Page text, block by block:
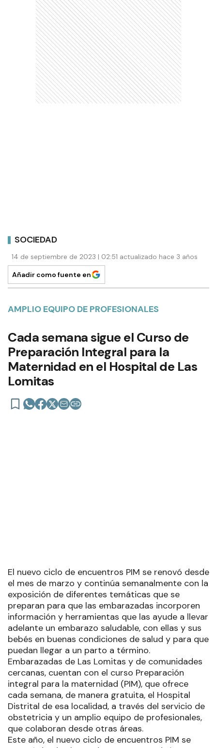
SOCIEDAD
14 de septiembre de 2023 | 02:51 actualizado hace 3 años
Añadir como fuente en
AMPLIO EQUIPO DE PROFESIONALES
Cada semana sigue el Curso de
Preparación Integral para la
Maternidad en el Hospital de Las
Lomitas
El nuevo ciclo de encuentros PIM se renovó desde
el mes de marzo y continúa semanalmente con la
exposición de diferentes temáticas que se
preparan para que las embarazadas incorporen
información y herramientas que las ayude a llevar
adelante un embarazo saludable, con ellas y sus
bebés en buenas condiciones de salud y para que
puedan llegar a un parto a término.
Embarazadas de Las Lomitas y de comunidades
cercanas, cuentan con el curso Preparación
integral para la maternidad (PIM), que ofrece
cada semana, de manera gratuita, el Hospital
Distrital de esa localidad, a través del servicio de
obstetricia y un amplio equipo de profesionales,
que colaboran desde otras áreas.
Este año, el nuevo ciclo de encuentros PIM se